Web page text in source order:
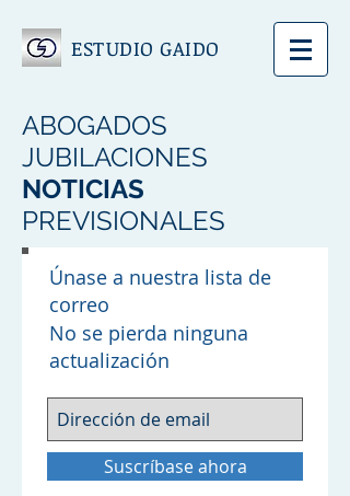
ESTUDIO GAIDO
ABOGADOS
JUBILACIONES
NOTICIAS
PREVISIONALES
Únase a nuestra lista de
correo
No se pierda ninguna
actualización
Suscríbase ahora